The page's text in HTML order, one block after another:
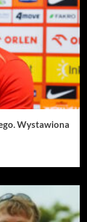
Wystawiona